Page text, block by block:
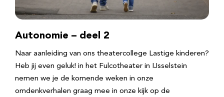
Autonomie – deel 2
Naar aanleiding van ons theatercollege Lastige kinderen?
Heb jij even geluk! in het Fulcotheater in IJsselstein
nemen we je de komende weken in onze
omdenkverhalen graag mee in onze kijk op de